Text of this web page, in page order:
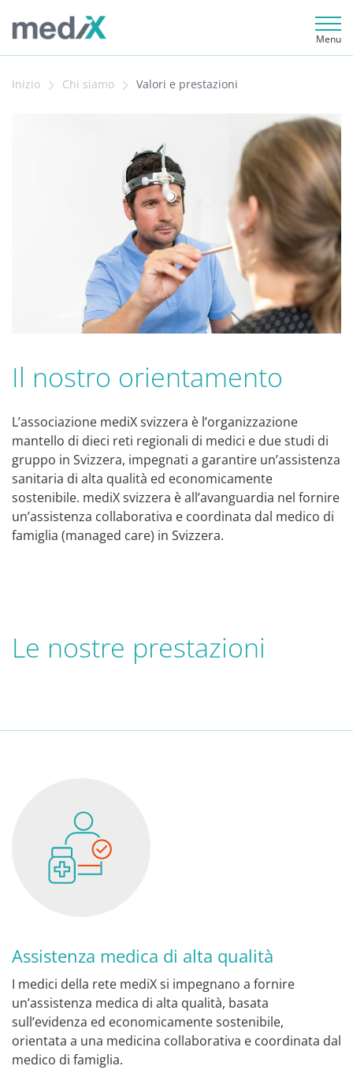
Menu
Inizio Chi siamo Valori e prestazioni
Il nostro orientamento
L’associazione mediX svizzera è l’organizzazione
mantello di dieci reti regionali di medici e due studi di
gruppo in Svizzera, impegnati a garantire un’assistenza
sanitaria di alta qualità ed economicamente
sostenibile. mediX svizzera è all’avanguardia nel fornire
un’assistenza collaborativa e coordinata dal medico di
famiglia (managed care) in Svizzera.
Le nostre prestazioni
Assistenza medica di alta qualità
I medici della rete mediX si impegnano a fornire
un’assistenza medica di alta qualità, basata
sull’evidenza ed economicamente sostenibile,
orientata a una medicina collaborativa e coordinata dal
medico di famiglia.